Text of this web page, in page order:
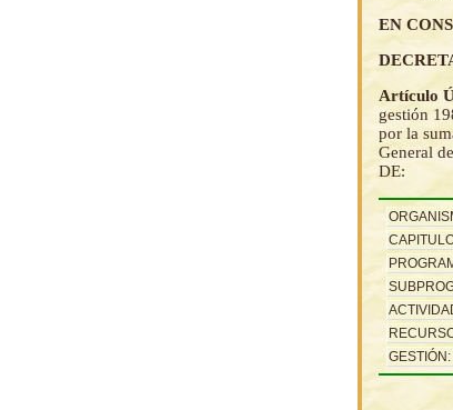
EN
Artículo
gestión
por la
General
DE:
GESTIÓN: